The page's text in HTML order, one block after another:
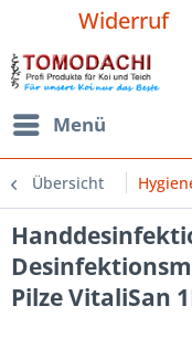
Widerruf
Menü
Übersicht
Pilze VitaliSan